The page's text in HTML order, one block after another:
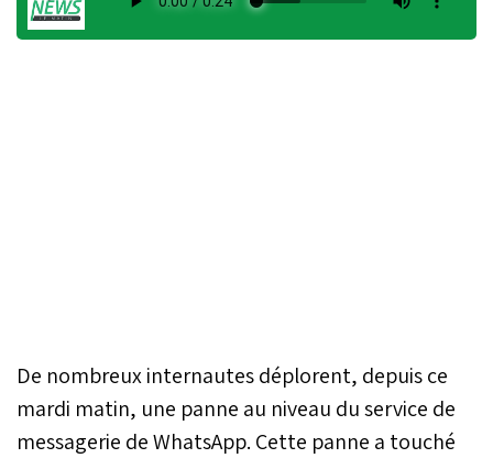
De nombreux internautes déplorent, depuis ce
mardi matin, une panne au niveau du service de
messagerie de WhatsApp. Cette panne a touché